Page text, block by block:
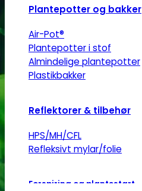
Plantepotter og bakker
Air-Pot®
Plantepotter i stof
Almindelige plantepotter
Plastikbakker
Reflektorer & tilbehør
HPS/MH/CFL
Refleksivt mylar/folie
Forspiring og plantestart
på
varesiden